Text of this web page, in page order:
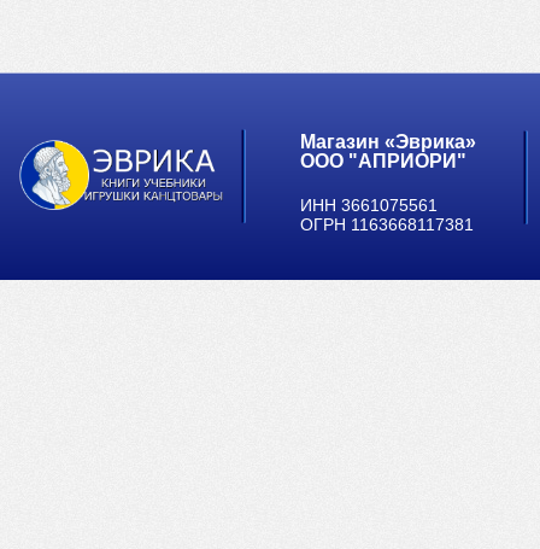
Магазин «Эврика»
ООО "АПРИОРИ"
ИНН 3661075561
ОГРН 1163668117381